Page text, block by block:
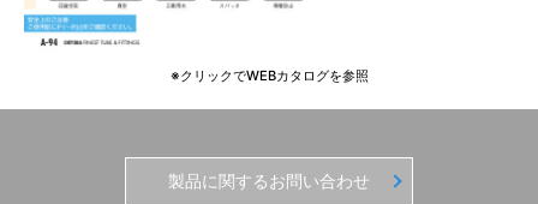
※クリックでWEBカタログを参照
製品に関するお問い合わせ